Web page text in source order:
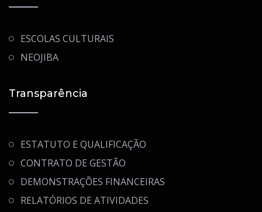
ESCOLAS CULTURAIS
NEOJIBA
Transparência
ESTATUTO E QUALIFICAÇÃO
CONTRATO DE GESTÃO
DEMONSTRAÇÕES FINANCEIRAS
RELATÓRIOS DE ATIVIDADES